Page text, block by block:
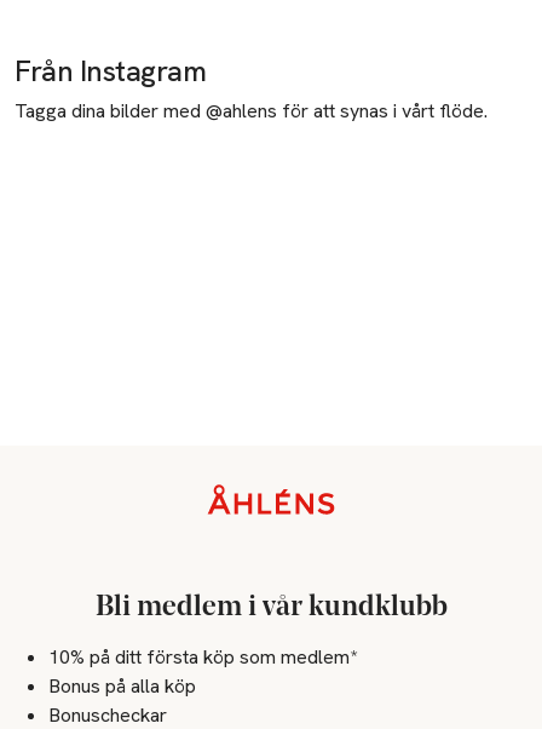
Från Instagram
Tagga dina bilder med @ahlens för att synas i vårt flöde.
Bli medlem i vår kundklubb
10% på ditt första köp som medlem*
Bonus på alla köp
Bonuscheckar